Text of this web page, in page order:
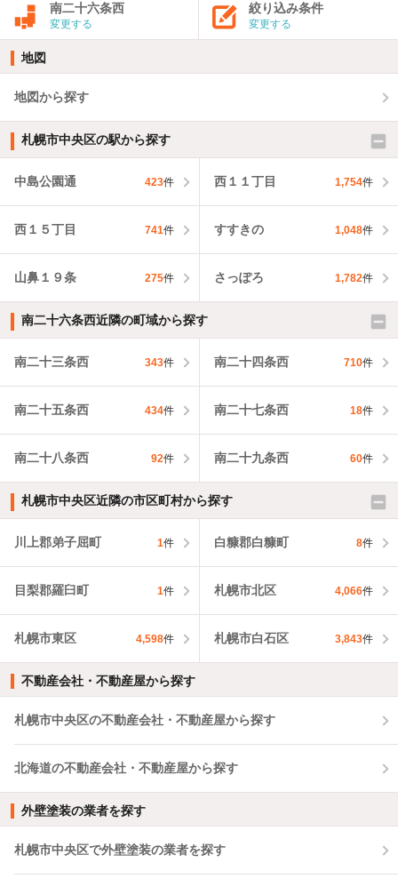
南二十六条西
変更する
絞り込み条件
変更する
地図
地図から探す
札幌市中央区の駅から探す
中島公園通 423件 西１１丁目 1,754件
西１５丁目 741件 すすきの 1,048件
山鼻１９条 275件 さっぽろ 1,782件
南二十六条西近隣の町域から探す
南二十三条西 343件 南二十四条西 710件
南二十五条西 434件 南二十七条西 18件
南二十八条西 92件 南二十九条西 60件
札幌市中央区近隣の市区町村から探す
川上郡弟子屈町 1件 白糠郡白糠町 8件
目梨郡羅臼町 1件 札幌市北区 4,066件
札幌市東区 4,598件 札幌市白石区 3,843件
不動産会社・不動産屋から探す
札幌市中央区の不動産会社・不動産屋から探す
北海道の不動産会社・不動産屋から探す
外壁塗装の業者を探す
札幌市中央区で外壁塗装の業者を探す